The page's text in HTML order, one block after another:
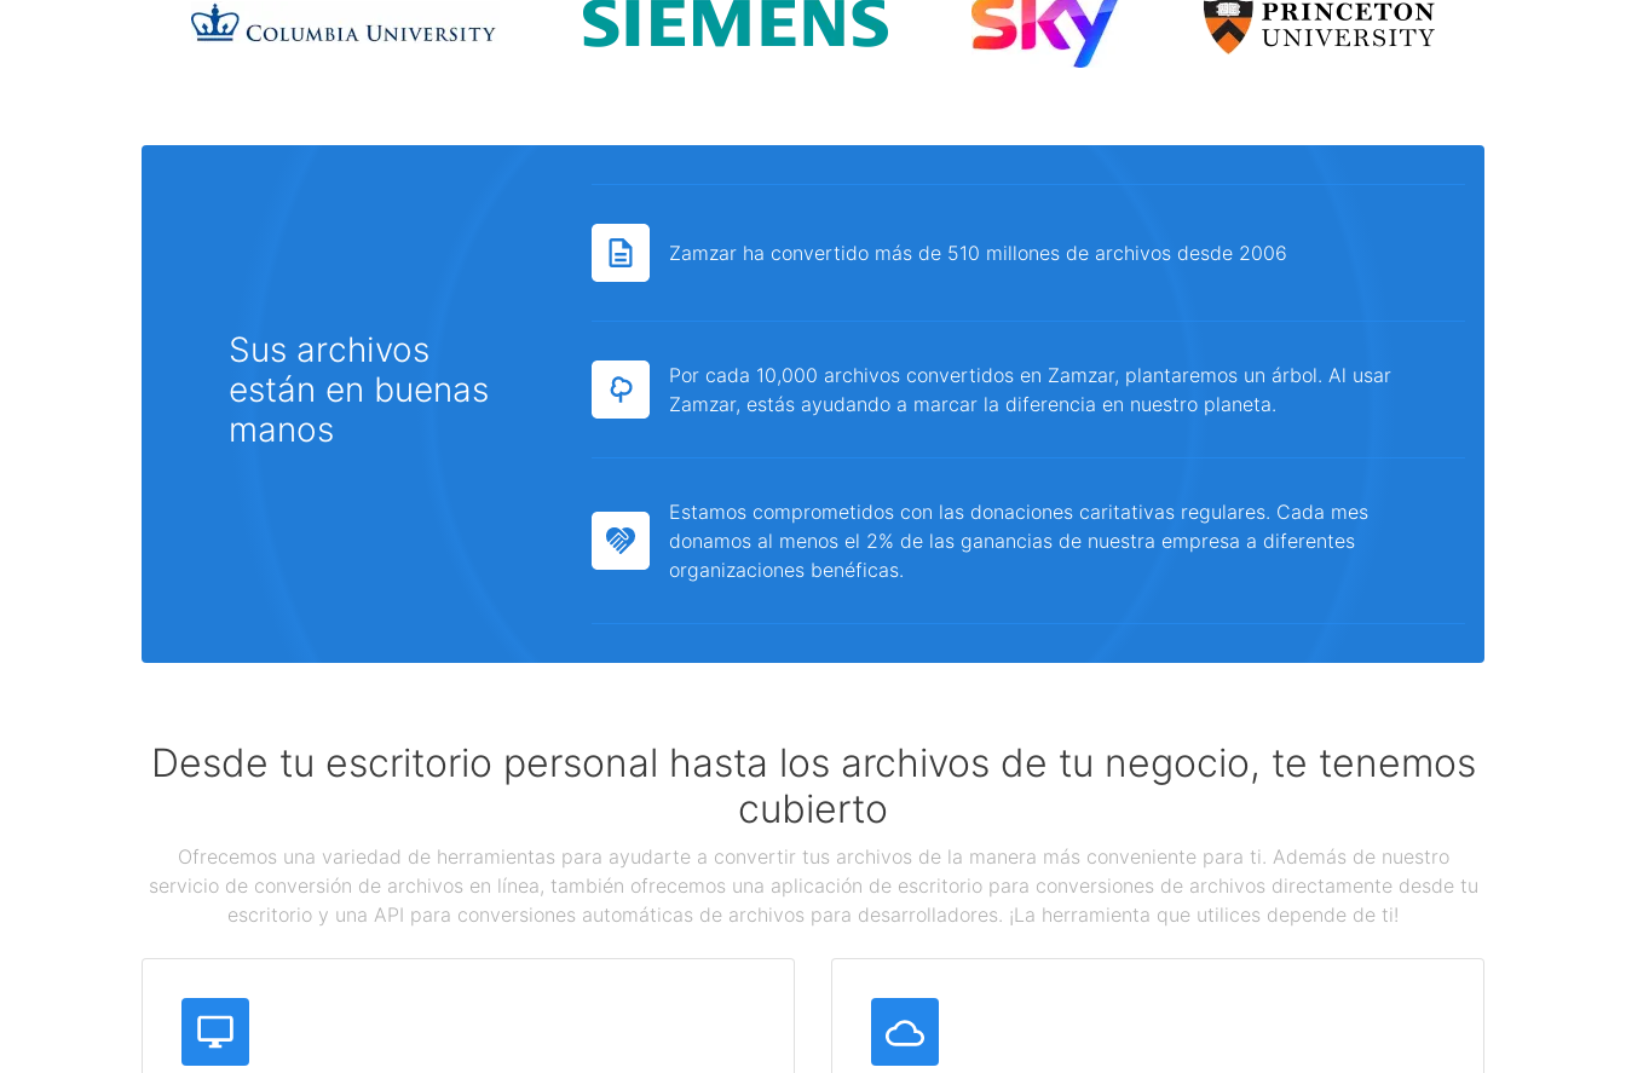
Sus archivos
están en buenas
manos
Zamzar ha convertido más de 510 millones de archivos desde 2006
Por cada 10,000 archivos convertidos en Zamzar, plantaremos un árbol. Al usar
Zamzar, estás ayudando a marcar la diferencia en nuestro planeta.
Estamos comprometidos con las donaciones caritativas regulares. Cada mes
donamos al menos el 2% de las ganancias de nuestra empresa a diferentes
organizaciones benéficas.
Desde tu escritorio personal hasta los archivos de tu negocio, te tenemos
cubierto
Ofrecemos una variedad de herramientas para ayudarte a convertir tus archivos de la manera más conveniente para ti. Además de nuestro
servicio de conversión de archivos en línea, también ofrecemos una aplicación de escritorio para conversiones de archivos directamente desde tu
escritorio y una API para conversiones automáticas de archivos para desarrolladores. ¡La herramienta que utilices depende de ti!